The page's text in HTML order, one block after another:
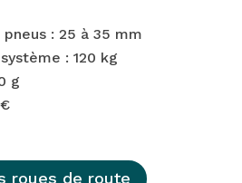
: 25 à 35 mm
: 120 kg
g
roues de route